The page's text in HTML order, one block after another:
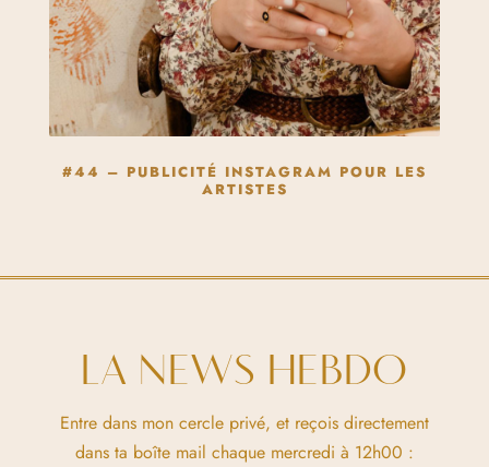
#44 – PUBLICITÉ INSTAGRAM POUR LES
ARTISTES
LA NEWS HEBDO
Entre dans mon cercle privé, et reçois directement
dans ta boîte mail chaque mercredi à 12h00 :